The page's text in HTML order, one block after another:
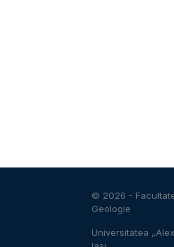
© 2026 -
Geologie
Universitatea